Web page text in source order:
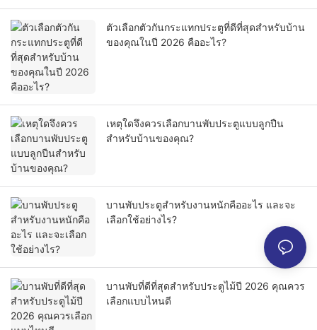
ตัวเลือกตัวกันกระแทกประตูที่ดีที่สุดสำหรับบ้าน
ของคุณในปี 2026 คืออะไร?
เหตุใดจึงควรเลือกบานพับประตูแบบลูกปืน
สำหรับบ้านของคุณ?
บานพับประตูสำหรับงานหนักคืออะไร และจะ
เลือกใช้อย่างไร?
บานพับที่ดีที่สุดสำหรับประตูไม้ปี 2026 คุณควร
เลือกแบบไหนดี